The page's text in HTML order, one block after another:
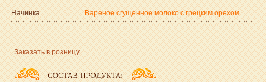
Начинка Вареное сгущенное молоко с грецким орехом
Заказать в розницу